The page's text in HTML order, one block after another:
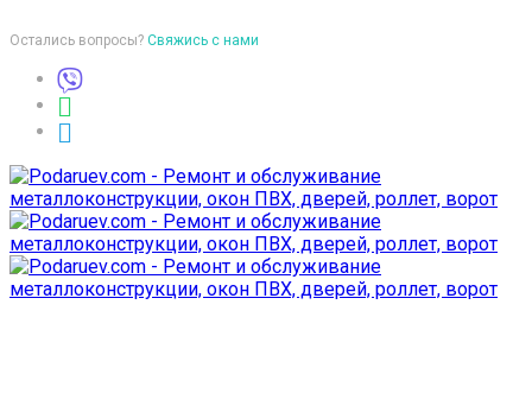
Остались вопросы? Свяжись с нами